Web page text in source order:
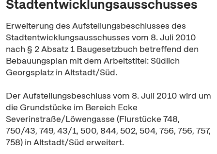
Stadtentwicklungsausschusses
Erweiterung des Aufstellungsbeschlusses des
Stadtentwicklungsausschusses vom 8. Juli 2010
nach § 2 Absatz 1 Baugesetzbuch betreffend den
Bebauungsplan mit dem Arbeitstitel: Südlich
Georgsplatz in Altstadt/Süd.
Der Aufstellungsbeschluss vom 8. Juli 2010 wird um
die Grundstücke im Bereich Ecke
Severinstraße/Löwengasse (Flurstücke 748,
750/43, 749, 43/1, 500, 844, 502, 504, 756, 756, 757,
758) in Altstadt/Süd erweitert.